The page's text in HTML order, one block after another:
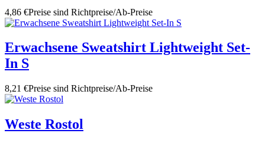
4,86 €Preise sind Richtpreise/Ab-Preise
Erwachsene Sweatshirt Lightweight Set-
In S
8,21 €Preise sind Richtpreise/Ab-Preise
Weste Rostol